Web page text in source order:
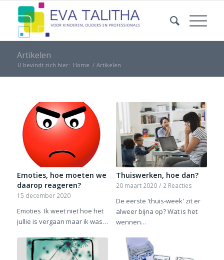
Artikelen
U bevindt zich hier: Home / Artikelen
Emoties, hoe moeten we
daarop reageren?
15 december 2020
Emoties Ik weet niet hoe het
jullie is vergaan maar ik was…
Thuiswerken, hoe dan?
20 maart 2020 / 2 Reacties
De eerste 'thuis-week' zit er
alweer bijna op? Wat is het
wennen…